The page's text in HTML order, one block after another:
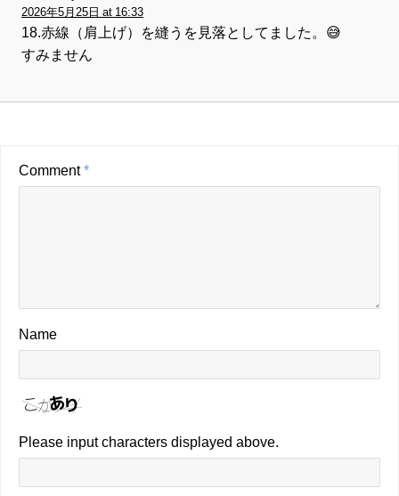
2026年5月25日 at 16:33
18.赤線（肩上げ）を縫うを見落としてました。😅
すみません
Comment*
Name
Please input characters displayed above.